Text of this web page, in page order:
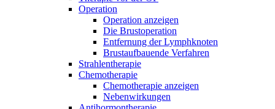
Operation
Operation anzeigen
Die Brustoperation
Entfernung der Lymphknoten
Brustaufbauende Verfahren
Strahlentherapie
Chemotherapie
Chemotherapie anzeigen
Nebenwirkungen